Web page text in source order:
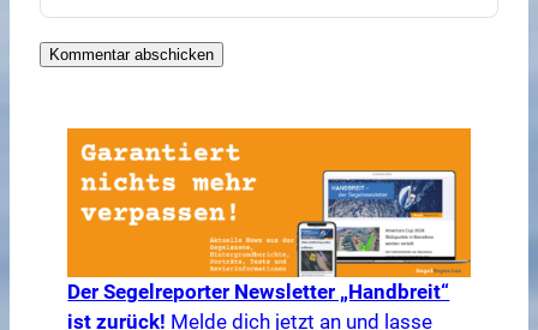
Der Segelreporter Newsletter „Handbreit“
ist zurück! Melde dich jetzt an und lasse